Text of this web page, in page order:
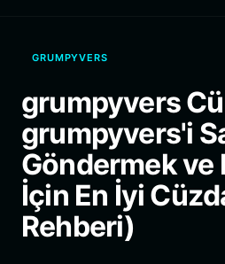
繁體中文
Bahasa Indonesia
ภาษาไทย
हिन्दी
Español
Português (Brasil)
Español (Argentina)
GRUMPYVERS
grumpyvers
grumpyvers'i
Göndermek ve
İçin En İyi
Rehberi)